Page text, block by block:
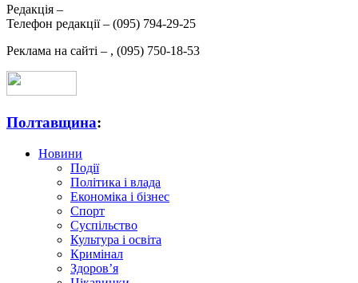
Редакція –
Телефон редакції – (095) 794-29-25
Реклама на сайті – , (095) 750-18-53
Полтавщина:
Новини
Події
Політика і влада
Економіка і бізнес
Спорт
Суспільство
Культура і освіта
Кримінал
Здоров’я